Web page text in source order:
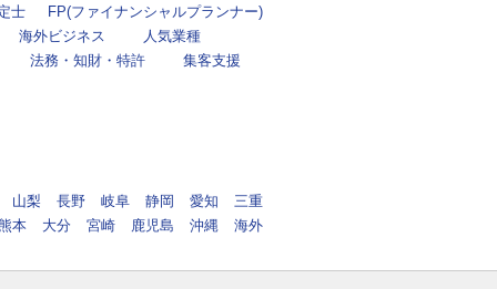
士
FP(ファイナンシャルプランナー)
海外ビジネス
人気業種
法務・知財・特許
集客支援
山梨 長野 岐阜 静岡 愛知
三重
本
大分 宮崎 鹿児島 沖縄 海外